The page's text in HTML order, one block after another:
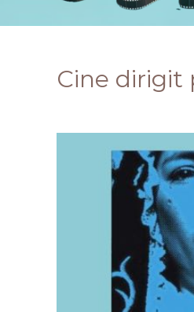
Cine dirigit